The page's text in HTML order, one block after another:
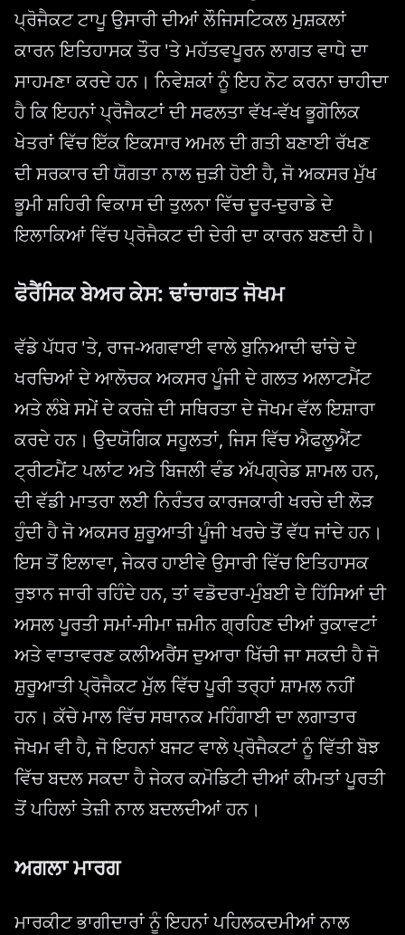
ਪ੍ਰੋਜੈਕਟ ਟਾਪੂ ਉਸਾਰੀ ਦੀਆਂ ਲੌਜਿਸਟਿਕਲ ਮੁਸ਼ਕਲਾਂ
ਕਾਰਨ ਇਤਿਹਾਸਕ ਤੌਰ 'ਤੇ ਮਹੱਤਵਪੂਰਨ ਲਾਗਤ ਵਾਧੇ ਦਾ
ਸਾਹਮਣਾ ਕਰਦੇ ਹਨ। ਨਿਵੇਸ਼ਕਾਂ ਨੂੰ ਇਹ ਨੋਟ ਕਰਨਾ ਚਾਹੀਦਾ
ਹੈ ਕਿ ਇਹਨਾਂ ਪ੍ਰੋਜੈਕਟਾਂ ਦੀ ਸਫਲਤਾ ਵੱਖ-ਵੱਖ ਭੂਗੋਲਿਕ
ਖੇਤਰਾਂ ਵਿੱਚ ਇੱਕ ਇਕਸਾਰ ਅਮਲ ਦੀ ਗਤੀ ਬਣਾਈ ਰੱਖਣ
ਦੀ ਸਰਕਾਰ ਦੀ ਯੋਗਤਾ ਨਾਲ ਜੁੜੀ ਹੋਈ ਹੈ, ਜੋ ਅਕਸਰ ਮੁੱਖ
ਭੂਮੀ ਸ਼ਹਿਰੀ ਵਿਕਾਸ ਦੀ ਤੁਲਨਾ ਵਿੱਚ ਦੂਰ-ਦੁਰਾਡੇ ਦੇ
ਇਲਾਕਿਆਂ ਵਿੱਚ ਪ੍ਰੋਜੈਕਟ ਦੀ ਦੇਰੀ ਦਾ ਕਾਰਨ ਬਣਦੀ ਹੈ।
ਫੋਰੈਂਸਿਕ ਬੇਅਰ ਕੇਸ: ਢਾਂਚਾਗਤ ਜੋਖਮ
ਵੱਡੇ ਪੱਧਰ 'ਤੇ, ਰਾਜ-ਅਗਵਾਈ ਵਾਲੇ ਬੁਨਿਆਦੀ ਢਾਂਚੇ ਦੇ
ਖਰਚਿਆਂ ਦੇ ਆਲੋਚਕ ਅਕਸਰ ਪੂੰਜੀ ਦੇ ਗਲਤ ਅਲਾਟਮੈਂਟ
ਅਤੇ ਲੰਬੇ ਸਮੇਂ ਦੇ ਕਰਜ਼ੇ ਦੀ ਸਥਿਰਤਾ ਦੇ ਜੋਖਮ ਵੱਲ ਇਸ਼ਾਰਾ
ਕਰਦੇ ਹਨ। ਉਦਯੋਗਿਕ ਸਹੂਲਤਾਂ, ਜਿਸ ਵਿੱਚ ਐਫਲੂਐਂਟ
ਟ੍ਰੀਟਮੈਂਟ ਪਲਾਂਟ ਅਤੇ ਬਿਜਲੀ ਵੰਡ ਅੱਪਗ੍ਰੇਡ ਸ਼ਾਮਲ ਹਨ,
ਦੀ ਵੱਡੀ ਮਾਤਰਾ ਲਈ ਨਿਰੰਤਰ ਕਾਰਜਕਾਰੀ ਖਰਚੇ ਦੀ ਲੋੜ
ਹੁੰਦੀ ਹੈ ਜੋ ਅਕਸਰ ਸ਼ੁਰੂਆਤੀ ਪੂੰਜੀ ਖਰਚੇ ਤੋਂ ਵੱਧ ਜਾਂਦੇ ਹਨ।
ਇਸ ਤੋਂ ਇਲਾਵਾ, ਜੇਕਰ ਹਾਈਵੇ ਉਸਾਰੀ ਵਿੱਚ ਇਤਿਹਾਸਕ
ਰੁਝਾਨ ਜਾਰੀ ਰਹਿੰਦੇ ਹਨ, ਤਾਂ ਵਡੋਦਰਾ-ਮੁੰਬਈ ਦੇ ਹਿੱਸਿਆਂ ਦੀ
ਅਸਲ ਪੂਰਤੀ ਸਮਾਂ-ਸੀਮਾ ਜ਼ਮੀਨ ਗ੍ਰਹਿਣ ਦੀਆਂ ਰੁਕਾਵਟਾਂ
ਅਤੇ ਵਾਤਾਵਰਣ ਕਲੀਅਰੈਂਸ ਦੁਆਰਾ ਖਿੱਚੀ ਜਾ ਸਕਦੀ ਹੈ ਜੋ
ਸ਼ੁਰੂਆਤੀ ਪ੍ਰੋਜੈਕਟ ਮੁੱਲ ਵਿੱਚ ਪੂਰੀ ਤਰ੍ਹਾਂ ਸ਼ਾਮਲ ਨਹੀਂ
ਹਨ। ਕੱਚੇ ਮਾਲ ਵਿੱਚ ਸਥਾਨਕ ਮਹਿੰਗਾਈ ਦਾ ਲਗਾਤਾਰ
ਜੋਖਮ ਵੀ ਹੈ, ਜੋ ਇਹਨਾਂ ਬਜਟ ਵਾਲੇ ਪ੍ਰੋਜੈਕਟਾਂ ਨੂੰ ਵਿੱਤੀ ਬੋਝ
ਵਿੱਚ ਬਦਲ ਸਕਦਾ ਹੈ ਜੇਕਰ ਕਮੋਡਿਟੀ ਦੀਆਂ ਕੀਮਤਾਂ ਪੂਰਤੀ
ਤੋਂ ਪਹਿਲਾਂ ਤੇਜ਼ੀ ਨਾਲ ਬਦਲਦੀਆਂ ਹਨ।
ਅਗਲਾ ਮਾਰਗ
ਮਾਰਕੀਟ ਭਾਗੀਦਾਰਾਂ ਨੂੰ ਇਹਨਾਂ ਪਹਿਲਕਦਮੀਆਂ ਨਾਲ